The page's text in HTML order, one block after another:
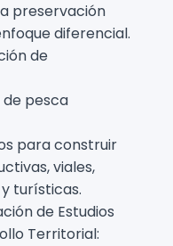
preservación
diferencial.
de
pesca
para construir
viales,
turísticas.
de Estudios
Territorial: